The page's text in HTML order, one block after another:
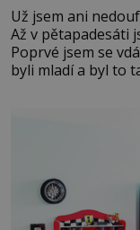
Už jsem ani
Až v pětapadesáti
Poprvé jsem se
byli mladí a byl to